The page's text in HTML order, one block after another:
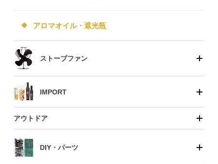
アロマオイル・遮光瓶
ストーブファン
IMPORT
アウトドア
DIY・パーツ